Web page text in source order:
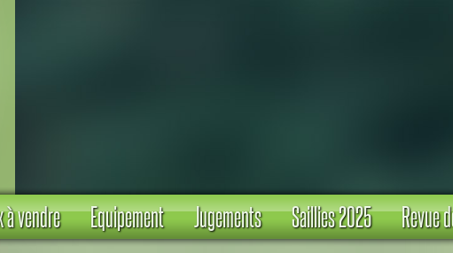
à vendre Equipement Jugements Saillies 2025 Revue